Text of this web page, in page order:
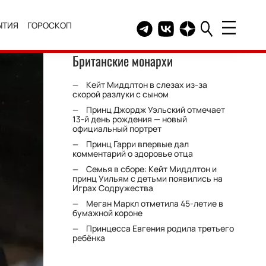
ГОРОСКОП Telegram канал HELLO
Группа HELLO
Канал HELLO в
Британские монархи
Кейт Миддлтон в слезах из-за
скорой разлуки с сыном
Принц Джордж Уэльский отмечает
13-й день рождения — новый
официальный портрет
Принц Гарри впервые дал
комментарий о здоровье отца
Семья в сборе: Кейт Миддлтон и
принц Уильям с детьми появились на
Играх Содружества
Меган Маркл отметила 45-летие в
бумажной короне
Принцесса Евгения родила третьего
ребёнка